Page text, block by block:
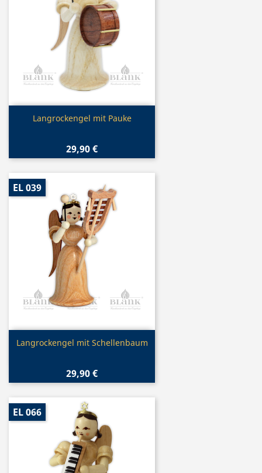
Vorschau
Langrockengel mit Pauke
29,90 €
Vorschau
Langrockengel mit Schellenbaum
29,90 €
EL 039
EL 066